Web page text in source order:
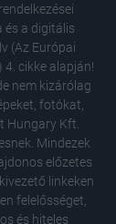
és a digitális
(Az Európai
cikke alapján!
nem kizárólag
fotókat,
Hungary Kft.
Mindezek
előzetes
linkeken
felelősséget,
és hiteles